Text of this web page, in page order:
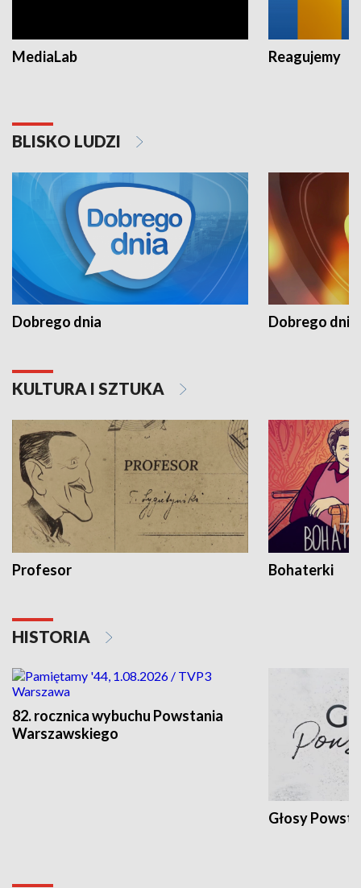
MediaLab Reagujemy
BLISKO LUDZI
Dobrego dnia Dobrego dnia
KULTURA I SZTUKA
Profesor Bohaterki
HISTORIA
82. rocznica wybuchu Powstania
Warszawskiego
Głosy